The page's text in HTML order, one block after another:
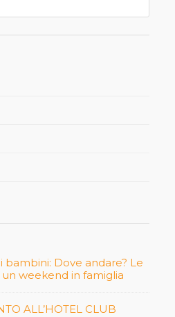
bambini: Dove andare? Le
weekend in famiglia
ALL’HOTEL CLUB